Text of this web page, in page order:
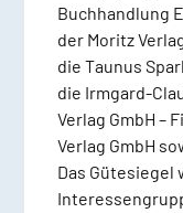
Buchhandlung
der Moritz
die Taunus
die Irmgard-
Verlag GmbH –
Verlag GmbH
Das Gütesiegel